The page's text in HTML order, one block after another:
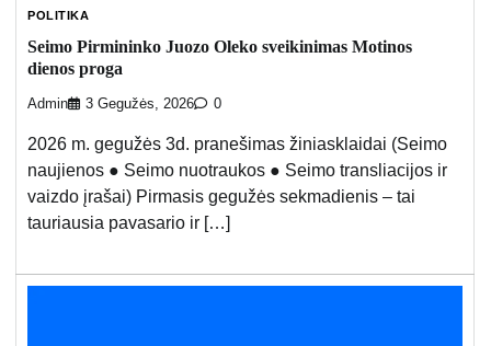
POLITIKA
Seimo Pirmininko Juozo Oleko sveikinimas Motinos
dienos proga
Admin 3 Gegužės, 2026 0
2026 m. gegužės 3d. pranešimas žiniasklaidai (Seimo
naujienos ● Seimo nuotraukos ● Seimo transliacijos ir
vaizdo įrašai) Pirmasis gegužės sekmadienis – tai
tauriausia pavasario ir […]